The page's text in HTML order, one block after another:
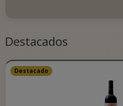
Destacados
Destacado